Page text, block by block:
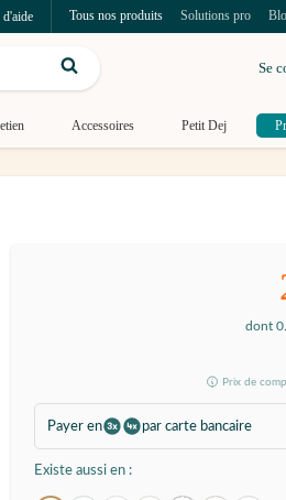
Tous nos produits Solutions pro
Se
Accessoires Petit Dej
dont
Prix de
Payer en par carte bancaire
Existe aussi en :